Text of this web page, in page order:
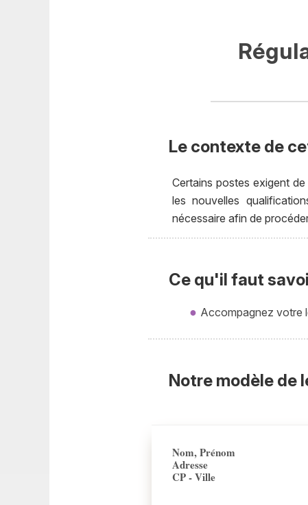
Le contexte de
Certains postes exigent
les nouvelles
nécessaire afin de
Ce qu'il faut
Accompagnez votre
Notre modèle de
Nom, Prénom
Adresse
CP - Ville